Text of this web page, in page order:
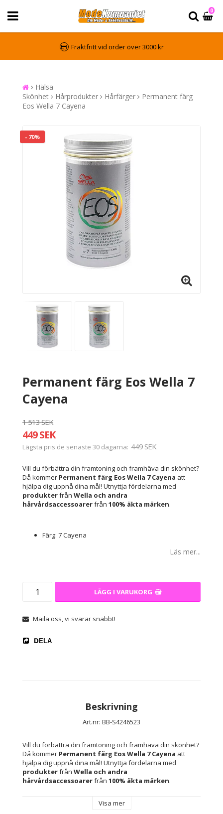
0
Fraktfritt vid order över 3000 kr
Hälsa
Skönhet
Hårprodukter Hårfärger
Permanent färg
Eos Wella 7 Cayena
- 70%
Permanent färg Eos Wella 7
Cayena
1 513 SEK
449 SEK
Lägsta pris de senaste 30 dagarna 449 SEK
Vill du förbättra din framtoning och framhäva din skönhet?
Då kommer Permanent färg Eos Wella 7 Cayena att
hjälpa dig uppnå dina mål! Utnyttja fördelarna med
produkterfrån Wella och andra
hårvårdsaccessoarerfrån 100% äkta märken.
Färg: 7 Cayena
Läs mer...
LÄGG I VARUKORG
Maila oss, vi svarar snabbt!
DELA
Beskrivning
Art.nr: BB-S4246523
Vill du förbättra din framtoning och framhäva din skönhet?
Då kommer Permanent färg Eos Wella 7 Cayena att
produkter från Wella
hårvårdsaccessoarer från 100% äkta märken.
Visa mer